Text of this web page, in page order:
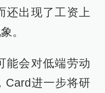
还出现了工资上
。
能会对低端劳动
Card进一步将研